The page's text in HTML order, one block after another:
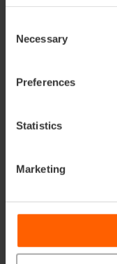
Selection
Necessary
Preferences
Statistics
Marketing
4.7
10% Korting